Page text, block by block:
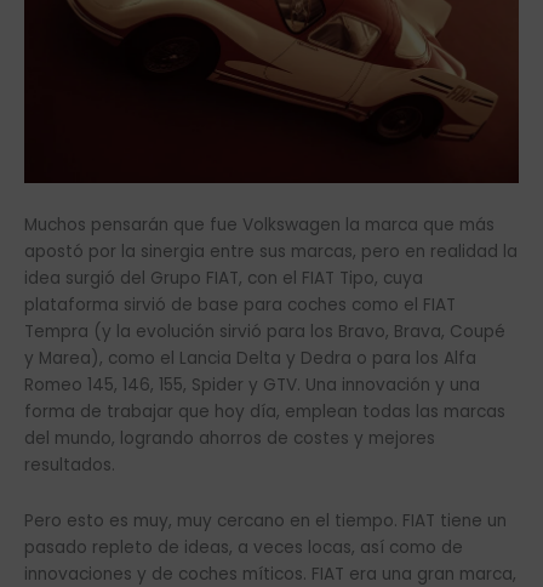
Muchos pensarán que fue Volkswagen la marca que más
apostó por la sinergia entre sus marcas, pero en realidad la
idea surgió del Grupo FIAT, con el FIAT Tipo, cuya
plataforma sirvió de base para coches como el FIAT
Tempra (y la evolución sirvió para los Bravo, Brava, Coupé
y Marea), como el Lancia Delta y Dedra o para los Alfa
Romeo 145, 146, 155, Spider y GTV. Una innovación y una
forma de trabajar que hoy día, emplean todas las marcas
del mundo, logrando ahorros de costes y mejores
resultados.
Pero esto es muy, muy cercano en el tiempo. FIAT tiene un
pasado repleto de ideas, a veces locas, así como de
innovaciones y de coches míticos. FIAT era una gran marca,